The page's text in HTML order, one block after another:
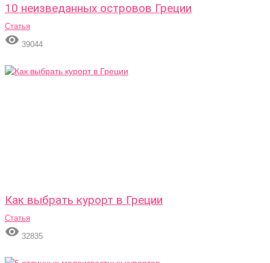
10 неизведанных островов Греции
Статья
 39044
Как выбрать курорт в Греции
Статья
 32835